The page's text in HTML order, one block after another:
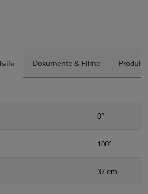
Dokumente & Filme
0°
100°
37 cm